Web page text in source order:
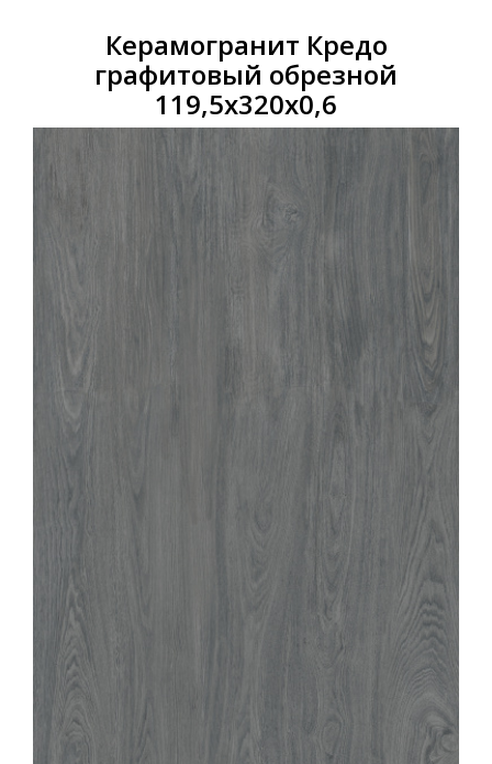
Керамогранит Кредо
графитовый обрезной
119,5x320x0,6